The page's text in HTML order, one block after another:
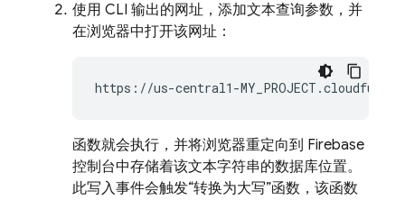
使用 CLI 输出的网址，添加文本查询参数，并
在浏览器中打开该网址：
函数就会执行，并将浏览器重定向到 Firebase
控制台中存储着该文本字符串的数据库位置。
此写入事件会触发“转换为大写”函数，该函数